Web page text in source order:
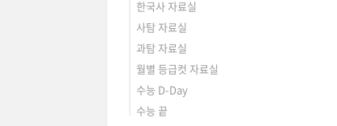
한국사 자료실
사탐 자료실
과탐 자료실
월별 등급컷 자료실
수능 D-Day
수능 끝